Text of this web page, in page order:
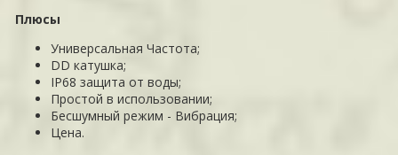
Плюсы
Универсальная Частота;
DD катушка;
IP68 защита от воды;
Простой в использовании;
Бесшумный режим - Вибрация;
Цена.